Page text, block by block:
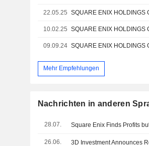
22.05.25
10.02.25
09.09.24
Mehr Empfehlungen
Nachrichten in anderen
28.07. Square Enix Finds Profits
26.06.